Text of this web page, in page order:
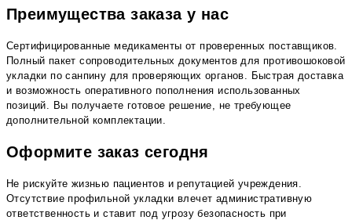
Преимущества заказа у нас
Сертифицированные медикаменты от проверенных поставщиков.
Полный пакет сопроводительных документов для противошоковой
укладки по санпину для проверяющих органов. Быстрая доставка
и возможность оперативного пополнения использованных
позиций. Вы получаете готовое решение, не требующее
дополнительной комплектации.
Оформите заказ сегодня
Не рискуйте жизнью пациентов и репутацией учреждения.
Отсутствие профильной укладки влечет административную
ответственность и ставит под угрозу безопасность при